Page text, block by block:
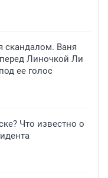
скандалом. Ваня
Линочкой Ли
ее голос
Что известно о